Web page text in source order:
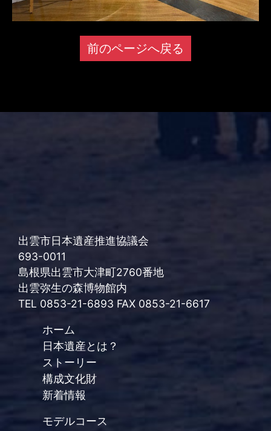
前のページへ戻る
出雲市日本遺産推進協議会
693-0011
島根県出雲市大津町2760番地
出雲弥生の森博物館内
TEL 0853-21-6893 FAX 0853-21-6617
ホーム
日本遺産とは？
ストーリー
構成文化財
新着情報
モデルコース